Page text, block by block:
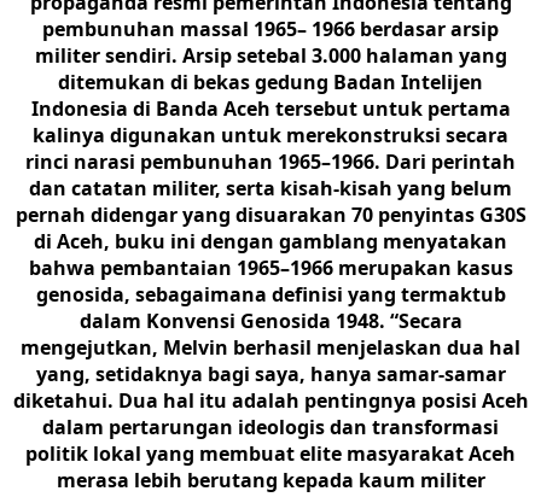
pembunuhan massal 1965– 1966 berdasar arsip
militer sendiri. Arsip setebal 3.000 halaman yang
ditemukan di bekas gedung Badan Intelijen
Indonesia di Banda Aceh tersebut untuk pertama
kalinya digunakan untuk merekonstruksi secara
rinci narasi pembunuhan 1965–1966. Dari perintah
dan catatan militer, serta kisah-kisah yang belum
pernah didengar yang disuarakan 70 penyintas G30S
di Aceh, buku ini dengan gamblang menyatakan
bahwa pembantaian 1965–1966 merupakan kasus
genosida, sebagaimana definisi yang termaktub
dalam Konvensi Genosida 1948. “Secara
mengejutkan, Melvin berhasil menjelaskan dua hal
yang, setidaknya bagi saya, hanya samar-samar
diketahui. Dua hal itu adalah pentingnya posisi Aceh
dalam pertarungan ideologis dan transformasi
politik lokal yang membuat elite masyarakat Aceh
merasa lebih berutang kepada kaum militer